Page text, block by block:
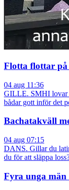
Flotta flottar på
04 aug 11:36
GILLE. SMHI lovar
bådar gott inför det
Bachatakväll
04 aug 07:15
DANS. Gillar du
du för att släppa
Fyra unga